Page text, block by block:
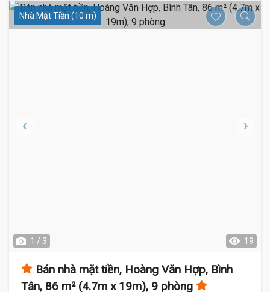
Nhà Mặt Tiền (10 m)
1 / 3 19
Bán nhà mặt tiền, Hoàng Văn Hợp, Bình
Tân, 86 m² (4.7m x 19m), 9 phòng